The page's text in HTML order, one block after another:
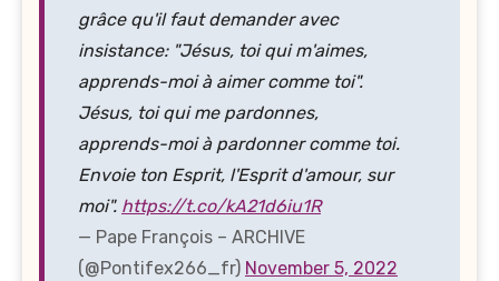
grâce qu'il faut demander avec
insistance: "Jésus, toi qui m'aimes,
apprends-moi à aimer comme toi".
Jésus, toi qui me pardonnes,
apprends-moi à pardonner comme toi.
Envoie ton Esprit, l'Esprit d'amour, sur
moi". https://t.co/kA21d6iu1R
— Pape François – ARCHIVE
(@Pontifex266_fr) November 5, 2022